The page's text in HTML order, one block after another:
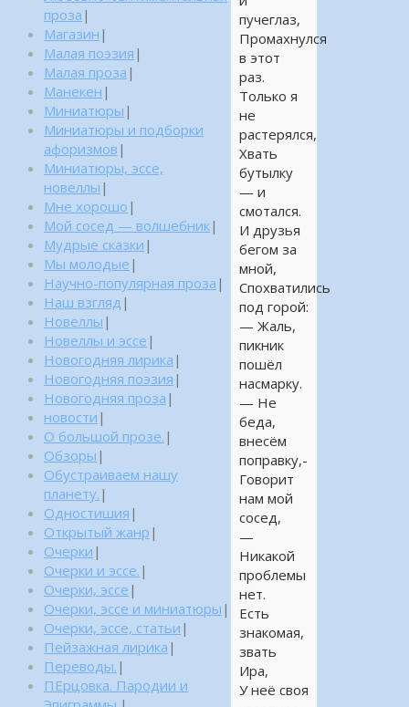
пучеглаз,
Промахнулся
в этот
раз.
Только я
не
растерялся,
Хвать
бутылку
— и
смотался.
И друзья
бегом за
мной,
Спохватились
под горой:
— Жаль,
пикник
пошёл
насмарку.
— Не
беда,
внесём
поправку,-
Говорит
нам мой
сосед,
—
Никакой
проблемы
нет.
Есть
знакомая,
звать
Ира,
У неё своя
проза |
Магазин |
Малая поэзия |
Малая проза |
Манекен |
Миниатюры |
Миниатюры и подборки
афоризмов |
Миниатюры, эссе,
новеллы |
Мне хорошо |
Мой сосед — волшебник|
Мудрые сказки |
Мы молодые |
Научно-популярная проза |
Наш взгляд |
Новеллы |
Новеллы и эссе |
Новогодняя лирика |
Новогодняя поэзия |
Новогодняя проза |
новости |
О большой прозе. |
Обзоры |
Обустраиваем нашу
планету. |
Одностишия |
Открытый жанр |
Очерки |
Очерки и эссе. |
Очерки, эссе |
Очерки, эссе и миниатюры |
Очерки, эссе, статьи |
Пейзажная лирика |
Переводы. |
ПЕрцовка. Пародии и